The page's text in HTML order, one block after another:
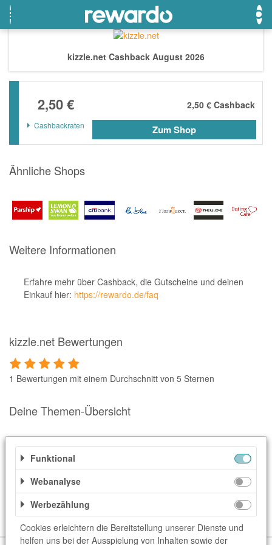
OTTO
Breuninger
Lieferando
LASCANA
eBay
Temu
adidas
Parfumdreams
OTTO Office
Udemy
HappyKeks
Pets Deli
Click & Boat
Lidl
BOGNER
XXXLutz
BADER
Beste Gutscheine
Neueste Gutscheine
Top Gutscheine
Exklusive Gutscheine
Sonderaktionen
Beste Angebote
Top Angebote
Exklusive Angebote
kizzle.net Cashback August 2026
2,50 € 2,50 € Cashback
Cashbackraten Zum Shop
Ähnliche Shops
Weitere Informationen
Erfahre mehr über Cashback, die Gutscheine und deinen
Einkauf hier: https://rewardo.de/faq
kizzle.net Bewertungen
1 Bewertungen mit einem Durchschnitt von 5 Sternen
Deine Themen-Übersicht
Ähnliche Shops
Weitere Informationen
Kategorien
Dating Dienstleister Liebe & Beziehung
Funktional
Webanalyse
Werbezählung
Cookies erleichtern die Bereitstellung unserer Dienste und
helfen uns bei der Ausspielung von Inhalten sowie der